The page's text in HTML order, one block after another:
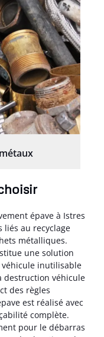
épave à Istres
liés au recyclage
métalliques.
une solution
véhicule inutilisable
destruction véhicule
des règles
est réalisé avec
complète.
pour le débarras